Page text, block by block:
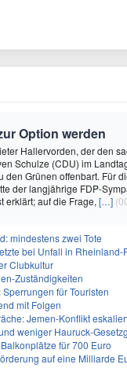
Option werden
Hallervorden, der den
Schulze (CDU) im
den Grünen offenbart. Für
der langjährige FDP-
erklärt; auf die Frage, […]
mindestens zwei Tote
bei Unfall in Rheinland-
Clubkultur
Zuständigkeiten
für Touristen
mit Folgen
Jemen-Konflikt
weniger Hauruck-
für 700 Euro
auf eine Milliarde